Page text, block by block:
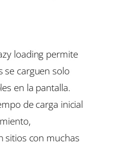
loading permite
se carguen solo
en la pantalla.
de carga inicial
sitios con muchas